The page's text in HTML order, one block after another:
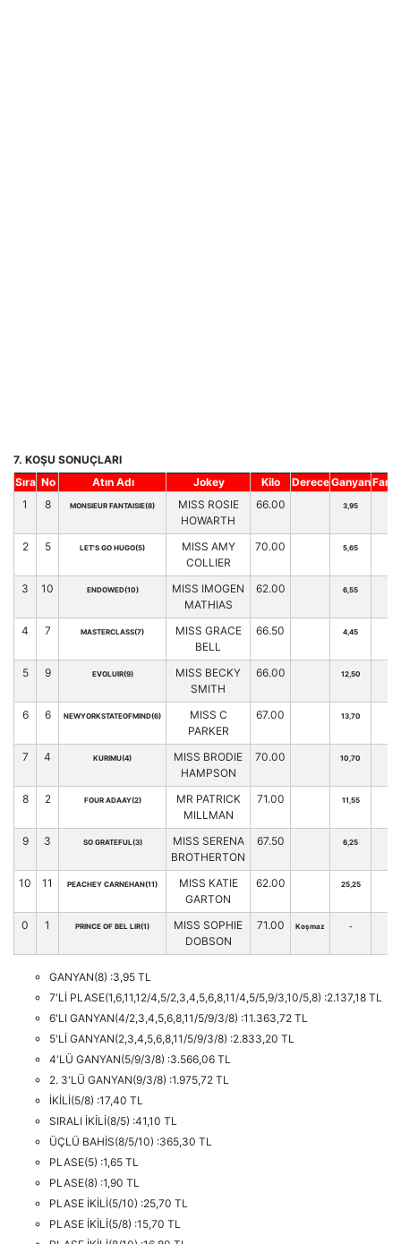
7. KOŞU SONUÇLARI
Sıra No Atın Adı Jokey Kilo DereceGanyanFark
1
8 MONSIEUR FANTAISIE(8)
MISS ROSIE
HOWARTH
66.00 3,95
2 5 LET'S GO HUGO(5)
MISS AMY
COLLIER
70.00 5,65
3 10 ENDOWED(10)
MISS IMOGEN
MATHIAS
62.00 6,55
4 7 MASTERCLASS(7)
MISS GRACE
BELL
66.50 4,45
5 9 EVOLUIR(9)
MISS BECKY
SMITH
66.00 12,50
6 6 NEWYORKSTATEOFMIND(6)
MISS C
PARKER
67.00 13,70
7 4 KURIMU(4)
MISS BRODIE
HAMPSON
70.00 10,70
8 2 FOUR ADAAY(2)
MR PATRICK
MILLMAN
71.00 11,55
9 3 SO GRATEFUL(3)
MISS SERENA
BROTHERTON
67.50 6,25
10 11 PEACHEY CARNEHAN(11)
MISS KATIE
GARTON
62.00 25,25
0 1 PRINCE OF BEL LIR(1)
MISS SOPHIE
DOBSON
71.00 Koşmaz -
GANYAN(8) :3,95 TL
7'Lİ PLASE(1,6,11,12/4,5/2,3,4,5,6,8,11/4,5/5,9/3,10/5,8) :2.137,18 TL
6'LI GANYAN(4/2,3,4,5,6,8,11/5/9/3/8) :11.363,72 TL
5'Lİ GANYAN(2,3,4,5,6,8,11/5/9/3/8) :2.833,20 TL
4'LÜ GANYAN(5/9/3/8) :3.566,06 TL
2. 3'LÜ GANYAN(9/3/8) :1.975,72 TL
İKİLİ(5/8) :17,40 TL
SIRALI İKİLİ(8/5) :41,10 TL
ÜÇLÜ BAHİS(8/5/10) :365,30 TL
PLASE(5) :1,65 TL
PLASE(8) :1,90 TL
PLASE İKİLİ(5/10) :25,70 TL
PLASE İKİLİ(5/8) :15,70 TL